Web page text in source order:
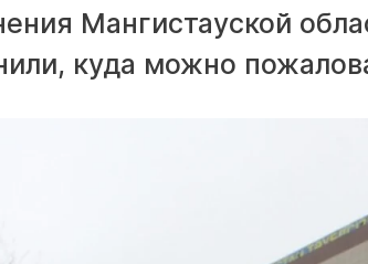
Мангистауской
куда можно